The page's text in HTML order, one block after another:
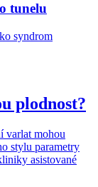
tunelu
syndrom
plodnost?
varlat mohou
stylu parametry
asistované